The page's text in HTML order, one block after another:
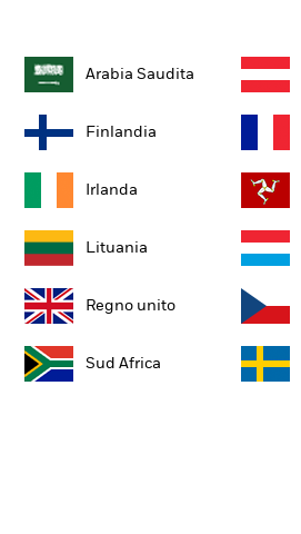
Arabia Saudita
Finlandia
Irlanda
Lituania
Regno unito
Sud Africa